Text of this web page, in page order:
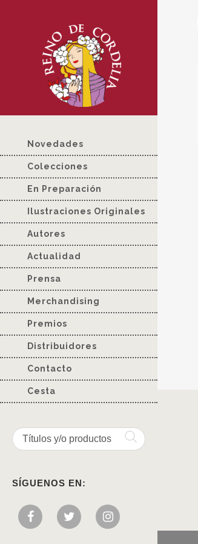
Novedades
Colecciones
En Preparación
Ilustraciones Originales
Autores
Actualidad
Prensa
Merchandising
Premios
Distribuidores
Contacto
Cesta
SÍGUENOS EN: